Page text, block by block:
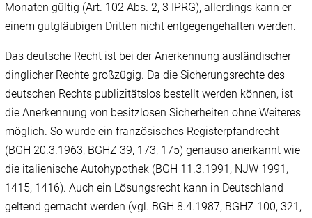
Monaten gültig (Art. 102 Abs. 2, 3 IPRG), allerdings kann er
einem gutgläubigen Dritten nicht entgegengehalten werden.
Das deutsche Recht ist bei der Anerkennung ausländischer
dinglicher Rechte großzügig. Da die Sicherungsrechte des
deutschen Rechts publizitätslos bestellt werden können, ist
die Anerkennung von besitzlosen Sicherheiten ohne Weiteres
möglich. So wurde ein französisches Registerpfandrecht
(BGH 20.3.1963, BGHZ 39, 173, 175) genauso anerkannt wie
die italienische Autohypothek (BGH 11.3.1991, NJW 1991,
1415, 1416). Auch ein Lösungsrecht kann in Deutschland
geltend gemacht werden (vgl. BGH 8.4.1987, BGHZ 100, 321,